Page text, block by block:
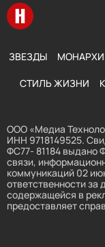
Перейти на
ЗВЕЗДЫ МОНАРХИ
СТИЛЬ ЖИЗНИ
ООО «Медиа
ИНН 9718149525.
ФС77- 81184 выдано
связи,
коммуникаций 02
ответственности за
содержащейся в
предоставляет